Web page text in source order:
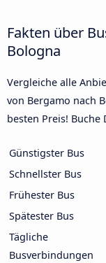
Fakten über
Bologna
Vergleiche alle
von Bergamo nach
besten Preis! Buche
Günstigster Bus
Schnellster Bus
Frühester Bus
Spätester Bus
Tägliche
Busverbindungen